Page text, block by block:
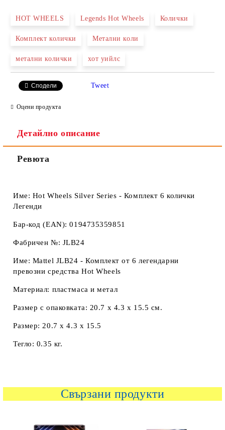
HOT WHEELS Legends Hot Wheels Колички
Комплект колички Метални коли
метални колички хот уийлс
Сподели Tweet
Оцени продукта
Детайлно описание
Ревюта
Име: Hot Wheels Silver Series - Комплект 6 колички
Легенди
Бар-код (EAN): 0194735359851
Фабричен №: JLB24
Име: Mattel JLB24 - Комплект от 6 легендарни
превозни средства Hot Wheels
Материал: пластмаса и метал
Размер с опаковката: 20.7 x 4.3 x 15.5 см.
Размер: 20.7 x 4.3 x 15.5
Тегло: 0.35 кг.
Свързани продукти